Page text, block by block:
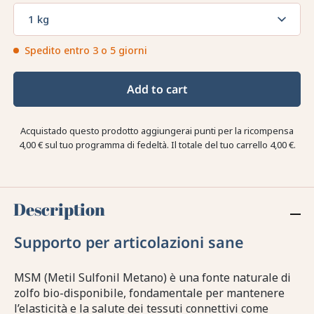
1 kg
Spedito entro 3 o 5 giorni
Add to cart
Acquistado questo prodotto aggiungerai punti per la ricompensa
4,00 €sul tuo programma di fedeltà. Il totale del tuo carrello 4,00 €.
Description
Supporto per articolazioni sane
MSM (Metil Sulfonil Metano) è una fonte naturale di
zolfo bio-disponibile, fondamentale per mantenere
l’elasticità e la salute dei tessuti connettivi come